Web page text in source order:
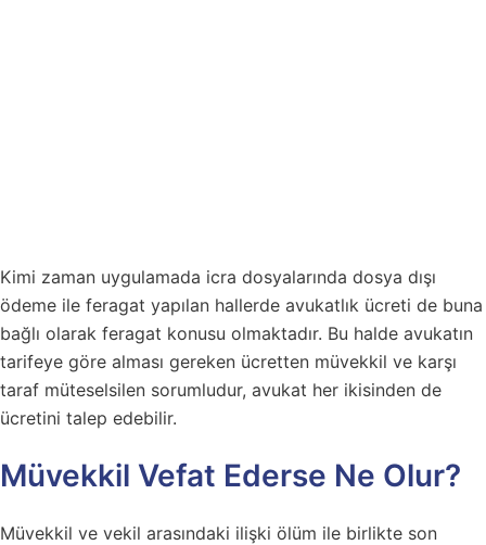
Kimi zaman uygulamada icra dosyalarında dosya dışı
ödeme ile feragat yapılan hallerde avukatlık ücreti de buna
bağlı olarak feragat konusu olmaktadır. Bu halde avukatın
tarifeye göre alması gereken ücretten müvekkil ve karşı
taraf müteselsilen sorumludur, avukat her ikisinden de
ücretini talep edebilir.
Müvekkil Vefat Ederse Ne Olur?
Müvekkil ve vekil arasındaki ilişki ölüm ile birlikte son